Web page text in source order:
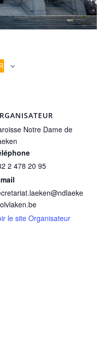
Notre Dame de
2 478 20 95
le site Organisateur